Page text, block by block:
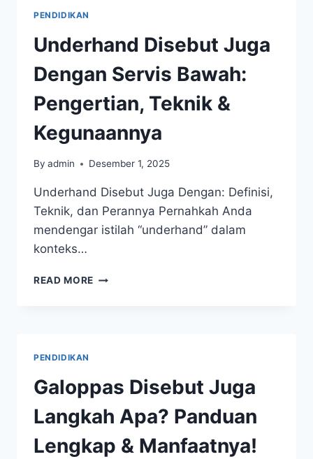
PENDIDIKAN
Underhand Disebut Juga
Dengan Servis Bawah:
Pengertian, Teknik &
Kegunaannya
By admin Desember 1, 2025
Underhand Disebut Juga Dengan: Definisi,
Teknik, dan Perannya Pernahkah Anda
mendengar istilah “underhand” dalam
konteks…
READ MORE UNDERHAND
TEKNIK
&
KEGUNAANNYA
PENDIDIKAN
Galoppas Disebut Juga
Langkah Apa? Panduan
Lengkap & Manfaatnya!